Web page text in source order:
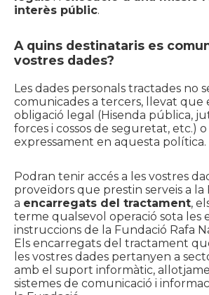
interès públic.
A quins destinataris es
vostres dades?
Les dades personals tractades no
comunicades a tercers, llevat que
obligació legal (Hisenda pública,
forces i cossos de seguretat, etc.) o
expressament en aquesta política.
Podran tenir accés a les vostres
proveïdors que prestin serveis a la
a encarregats del tractament,
terme qualsevol operació sota les
instruccions de la Fundació Rafa
Els encarregats del tractament
les vostres dades pertanyen a
amb el suport informàtic,
sistemes de comunicació i